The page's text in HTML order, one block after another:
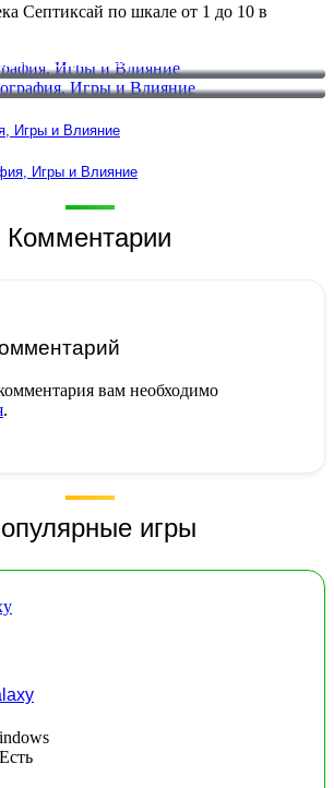
Септиксай по шкале от 1 до 10 в
Игры и Влияние
Игры и Влияние
Игры и Влияние
Игры и Влияние
Комментарии
вам необходимо
.
игры